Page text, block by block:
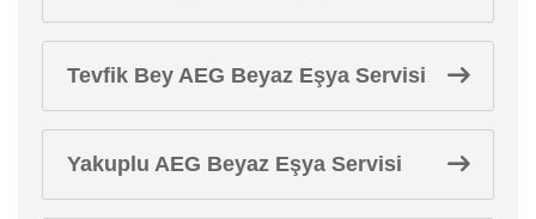
Tevfik Bey AEG Beyaz Eşya Servisi
Yakuplu AEG Beyaz Eşya Servisi